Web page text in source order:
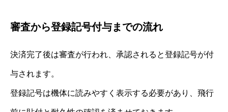
審査から登録記号付与までの流れ
決済完了後は審査が行われ、承認されると登録記号が付
与されます。
登録記号は機体に読みやすく表示する必要があり、飛行